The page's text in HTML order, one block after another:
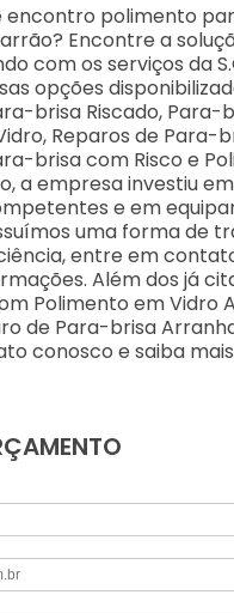
encontro polimento
Encontre a
com os serviços da
opções
brisa Riscado, Para-
Reparos de Para-
brisa com Risco e
a empresa investiu em
e em
uma forma de
entre em
Além dos já
Polimento em Vidro
de Para-brisa
conosco e saiba